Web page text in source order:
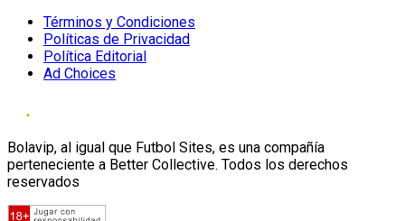
Términos y Condiciones
Políticas de Privacidad
Política Editorial
Ad Choices
Bolavip, al igual que Futbol Sites, es una compañía
perteneciente a Better Collective. Todos los derechos
reservados